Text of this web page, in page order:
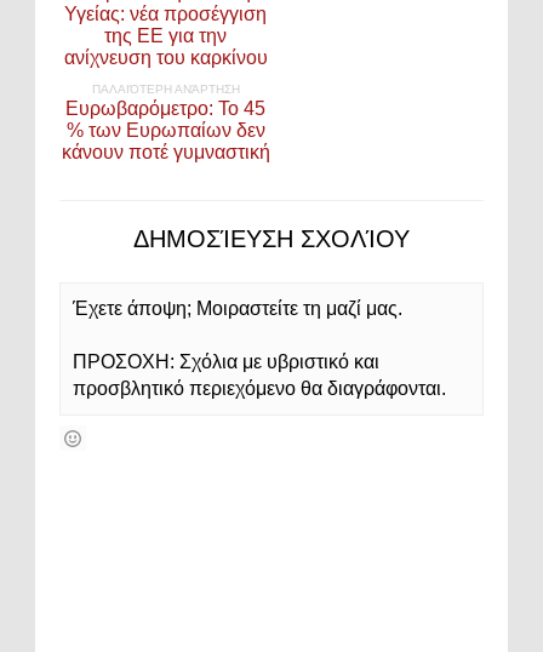
Υγείας: νέα προσέγγιση
της ΕΕ για την
ανίχνευση του καρκίνου
ΠΑΛΑΙΌΤΕΡΗ ΑΝΆΡΤΗΣΗ
Ευρωβαρόμετρο: Το 45
% των Ευρωπαίων δεν
κάνουν ποτέ γυμναστική
ΔΗΜΟΣΊΕΥΣΗ ΣΧΟΛΊΟΥ
Έχετε άποψη; Μοιραστείτε τη μαζί μας.
ΠΡΟΣΟΧΗ: Σχόλια με υβριστικό και
προσβλητικό περιεχόμενο θα διαγράφονται.